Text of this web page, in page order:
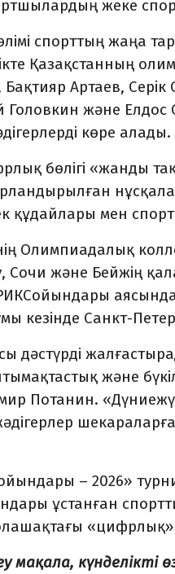
жеке
спорттың жаңа
Қазақстанның
Бақтияр Артаев,
және Елдос
көре алады.
бөлігі «жанды
құдайлары мен
Олимпиадалық
Сочи және Бейжің
кезінде Санкт-
дәстүрді
және
Потанин.
– 2026»
ұстанған
мақала, күнделікті